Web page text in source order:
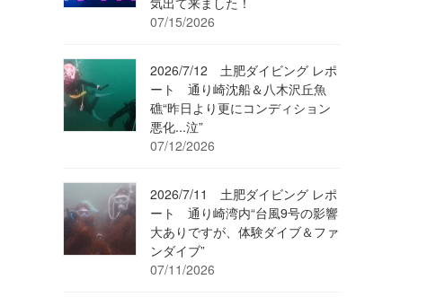
07/15/2026
2026/7/12 土肥ダイビング レポ
ート 通り崎沈船＆八木沢丘魚
礁“昨日より更にコンディション
悪化...泣”
07/12/2026
2026/7/11 土肥ダイビング レポ
ート 通り崎湾内“台風9号の影響
大ありですが、体験ダイブ＆ファ
ンダイブ”
07/11/2026